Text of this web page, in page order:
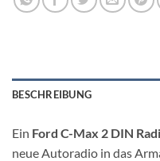
BESCHREIBUNG
Ein Ford C-Max 2 DIN
neue Autoradio in das